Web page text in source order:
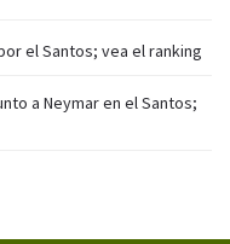
el Santos; vea el ranking
a Neymar en el Santos;